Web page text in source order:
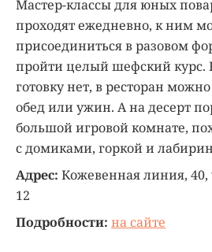
Мастер-классы для юных
проходят ежедневно, к ним
присоединиться в разовом
пройти целый шефский курс.
готовку нет, в ресторан
обед или ужин. А на десерт
большой игровой комнате,
с домиками, горкой и
Адрес: Кожевенная линия, 40,
12
Подробности: на сайте